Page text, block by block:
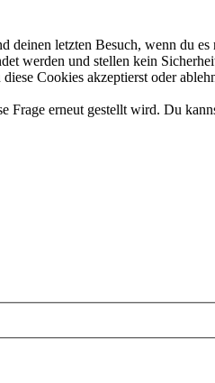
letzten Besuch, wenn du
werden und stellen kein
Cookies akzeptierst oder
erneut gestellt wird. Du